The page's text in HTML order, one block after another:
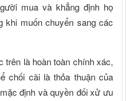
mua và khẳng định họ
khi muốn chuyển sang các
trên là hoàn toàn chính xác,
chối cãi là thỏa thuận của
định và quyền đối xử ưu